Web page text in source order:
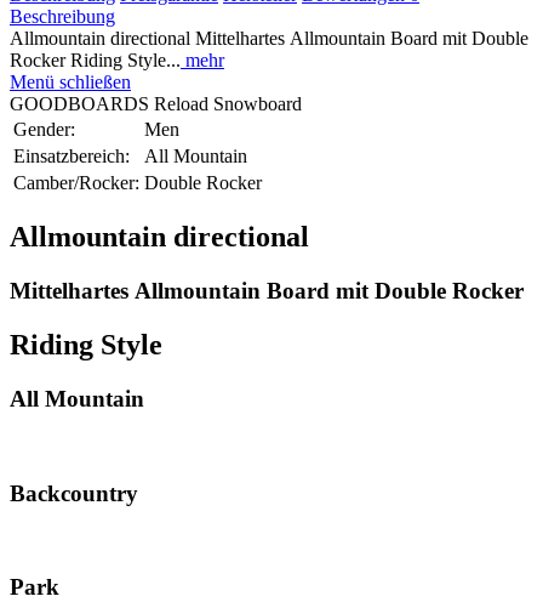
Beschreibung
Allmountain directional Mittelhartes Allmountain Board mit Double
Rocker Riding Style... mehr
Menü schließen
GOODBOARDS Reload Snowboard
Gender:
Men
Einsatzbereich:
All Mountain
Camber/Rocker: Double Rocker
Allmountain directional
Mittelhartes Allmountain Board mit Double Rocker
Riding Style
All Mountain
Backcountry
Park